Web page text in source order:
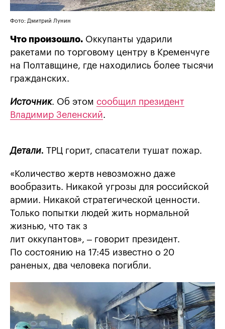
Фото: Дмитрий Лунин
Что произошло. Оккупанты ударили
ракетами по торговому центру в Кременчуге
на Полтавщине, где находились более тысячи
гражданских.
Источник. Об этом сообщил президент
Владимир Зеленский.
Детали. ТРЦ горит, спасатели тушат пожар.
«Количество жертв невозможно даже
вообразить. Никакой угрозы для российской
армии. Никакой стратегической ценности.
Только попытки людей жить нормальной
жизнью, что так з
лит оккупантов», – говорит президент.
По состоянию на 17:45 известно о 20
раненых, два человека погибли.